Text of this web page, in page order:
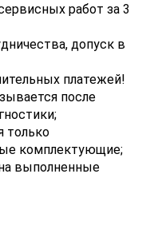
работ за 3
допуск в
платежей!
после
только
комплектующие;
выполненные